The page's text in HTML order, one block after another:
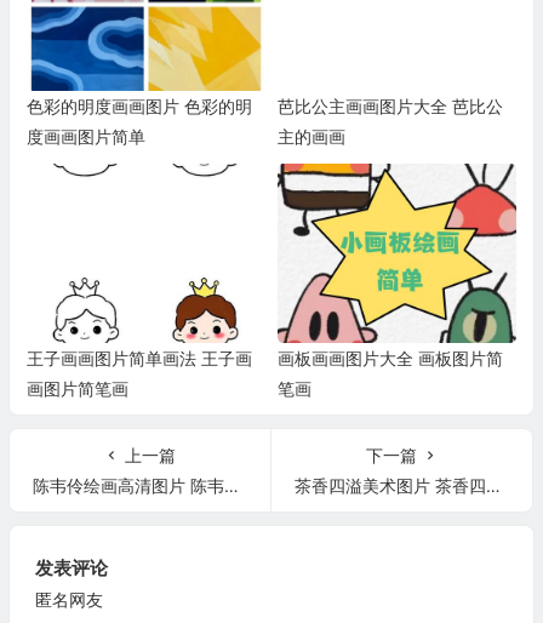
色彩的明度画画图片 色彩的明
度画画图片简单
芭比公主画画图片大全 芭比公
主的画画
王子画画图片简单画法 王子画
画图片简笔画
画板画画图片大全 画板图片简
笔画
上一篇
陈韦伶绘画高清图片 陈韦伶绘画高清图片大全
下一篇
茶香四溢美术图片 茶香四溢美术图片大全
发表评论
匿名网友